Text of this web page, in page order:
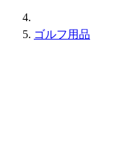
ゴルフ用品